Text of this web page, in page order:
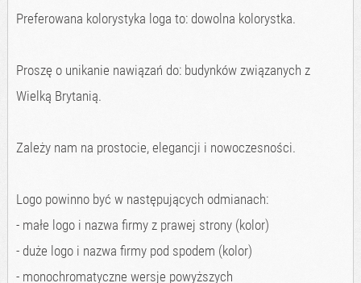
Preferowana kolorystyka loga to: dowolna kolorystka.
Proszę o unikanie nawiązań do: budynków związanych z
Wielką Brytanią.
Zależy nam na prostocie, elegancji i nowoczesności.
Logo powinno być w następujących odmianach:
- małe logo i nazwa firmy z prawej strony (kolor)
- duże logo i nazwa firmy pod spodem (kolor)
- monochromatyczne wersje powyższych